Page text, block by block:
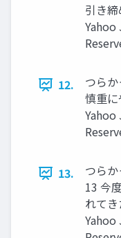
引き
12.
つら
慎重
13.
つら
13 今
れて